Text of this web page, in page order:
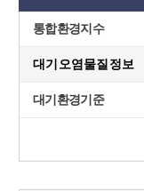
통합환경지수
대기오염물질정보
대기환경기준